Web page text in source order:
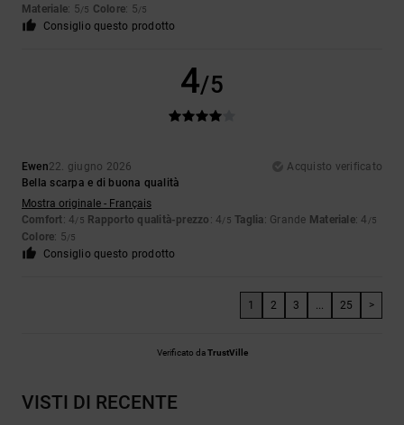
Materiale: 5/5 Colore: 5/5
Consiglio questo prodotto
4/5
Ewen22. giugno 2026
Acquisto verificato
Bella scarpa e di buona qualità
Mostra originale - Français
Comfort: 4/5 Rapporto qualità-prezzo : 4/5 Taglia: Grande Materiale: 4 /5
Colore: 5/5
Consiglio questo prodotto
1 2 3 ... 25 >
Verificato daTrustVille
VISTI DI RECENTE